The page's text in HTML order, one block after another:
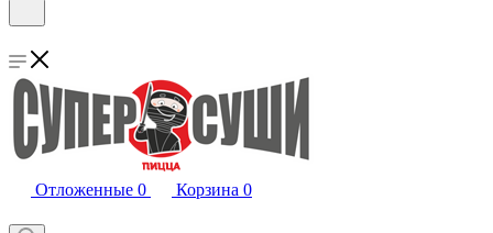
Отложенные 0 Корзина 0